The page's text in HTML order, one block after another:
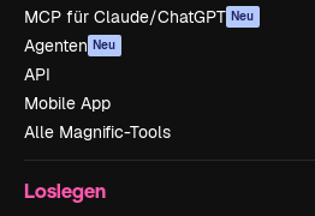
MCP für Claude/ChatGPT Neu
Agenten Neu
API
Mobile App
Alle Magnific-Tools
Loslegen